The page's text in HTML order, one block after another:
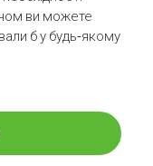
ви можете
б у будь-якому